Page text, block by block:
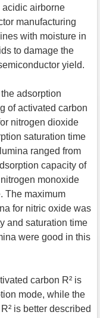
acidic airborne
manufacturing
with moisture in
to damage the
yield.
adsorption
of activated carbon
nitrogen dioxide
saturation time
ranged from
capacity of
monoxide
The maximum
for nitric oxide was
and saturation time
were good in this
carbon R² is
mode, while the
is better described